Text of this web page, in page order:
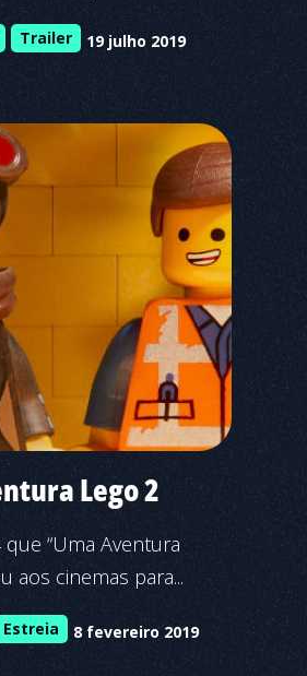
Trailer 19 julho 2019
Lego 2
que “Uma Aventura
aos cinemas para...
Estreia 8 fevereiro 2019